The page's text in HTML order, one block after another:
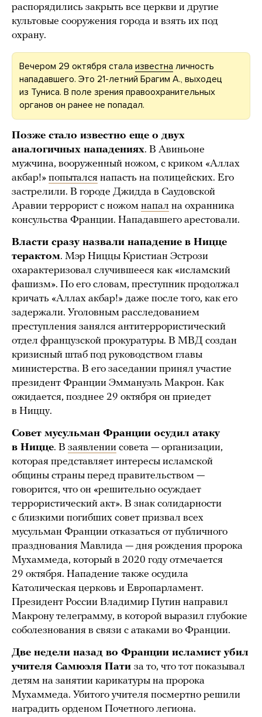
распорядились закрыть все церкви и другие
культовые сооружения города и взять их под
охрану.
Вечером 29 октября стала известна личность
нападавшего. Это 21-летний Брагим А., выходец
из Туниса. В поле зрения правоохранительных
органов он ранее не попадал.
Позже стало известно еще о двух
аналогичных нападениях. В Авиньоне
мужчина, вооруженный ножом, с криком «Аллах
акбар!» попытался напасть на полицейских. Его
застрелили. В городе Джидда в Саудовской
Аравии террорист с ножом напал на охранника
консульства Франции. Нападавшего арестовали.
Власти сразу назвали нападение в Ницце
терактом. Мэр Ниццы Кристиан Эстрози
охарактеризовал случившееся как «исламский
фашизм». По его словам, преступник продолжал
кричать «Аллах акбар!» даже после того, как его
задержали. Уголовным расследованием
преступления занялся антитеррористический
отдел французской прокуратуры. В МВД создан
кризисный штаб под руководством главы
министерства. В его заседании принял участие
президент Франции Эммануэль Макрон. Как
ожидается, позднее 29 октября он приедет
в Ниццу.
Совет мусульман Франции осудил атаку
в Ницце. В заявлении совета — организации,
которая представляет интересы исламской
общины страны перед правительством —
говорится, что он «решительно осуждает
террористический акт». В знак солидарности
с близкими погибших совет призвал всех
мусульман Франции отказаться от публичного
празднования Мавлида — дня рождения пророка
Мухаммеда, который в 2020 году отмечается
29 октября. Нападение также осудила
Католическая церковь и Европарламент.
Президент России Владимир Путин направил
Макрону телеграмму, в которой выразил глубокие
соболезнования в связи с атаками во Франции.
Две недели назад во Франции исламист убил
учителя Самюэля Пати за то, что тот показывал
детям на занятии карикатуры на пророка
Мухаммеда. Убитого учителя посмертно решили
наградить орденом Почетного легиона.